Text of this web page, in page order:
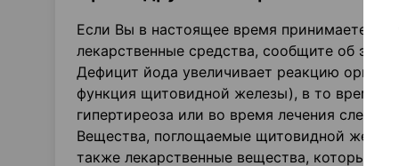
Если Вы в настоящее время принимаете,
лекарственные средства, сообщите об этом
Дефицит йода увеличивает реакцию
функция щитовидной железы), в то время
гипертиреоза или во время лечения
Вещества, поглощаемые щитовидной
также лекарственные вещества, которые